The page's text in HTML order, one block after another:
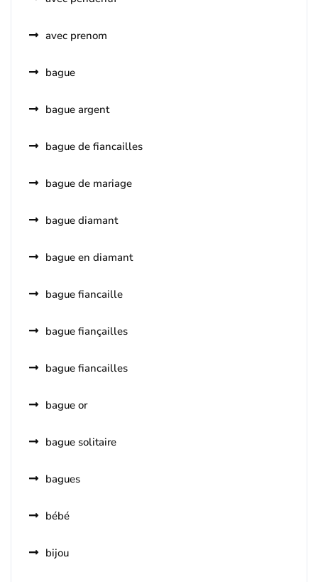
avec prenom
bague
bague argent
bague de fiancailles
bague de mariage
bague diamant
bague en diamant
bague fiancaille
bague fiançailles
bague fiancailles
bague or
bague solitaire
bagues
bébé
bijou